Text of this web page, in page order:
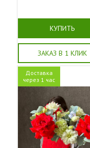
КУПИТЬ
ЗАКАЗ В 1 КЛИК
Доставка
через 1 час